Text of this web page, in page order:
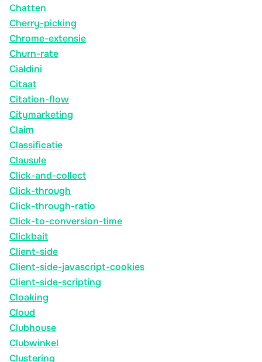
Chatten
Cherry-picking
Chrome-extensie
Churn-rate
Cialdini
Citaat
Citation-flow
Citymarketing
Claim
Classificatie
Clausule
Click-and-collect
Click-through
Click-through-ratio
Click-to-conversion-time
Clickbait
Client-side
Client-side-javascript-cookies
Client-side-scripting
Cloaking
Cloud
Clubhouse
Clubwinkel
Clustering